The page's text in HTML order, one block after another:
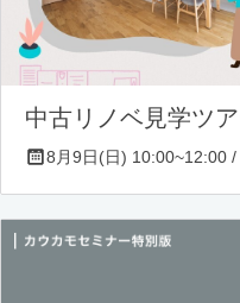
中古リノベ見学ツ
8月9日(日) 10:00~12:00